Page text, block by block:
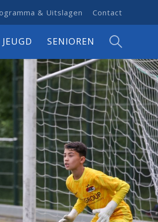
& Uitslagen Contact
JEUGD SENIOREN